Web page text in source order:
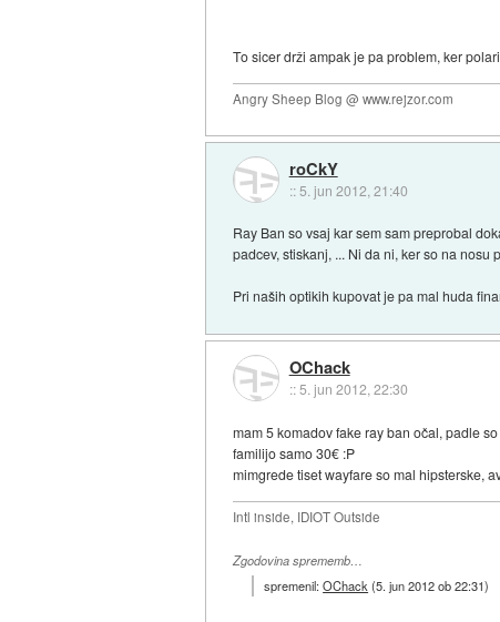
To sicer drži ampak je pa problem, ker
Angry Sheep Blog @ www.rejzor.com
roCkY
:: 5. jun 2012, 21:40
Ray Ban so vsaj kar sem sam preprobal
padcev, stiskanj, ... Ni da ni, ker so na
Pri naših optikih kupovat je pa mal huda
OChack
::5. jun 2012, 22:30
mam 5 komadov fake ray ban očal, padle
familijo samo 30€ :P
mimgrede tiset wayfare so mal hipsterske,
Intl inside, IDIOT Outside
Zgodovina sprememb…
spremenil:OChack(5. jun 2012 ob 22:31)